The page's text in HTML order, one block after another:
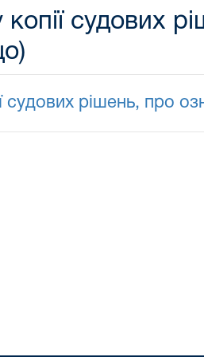
судових
судових рішень, про